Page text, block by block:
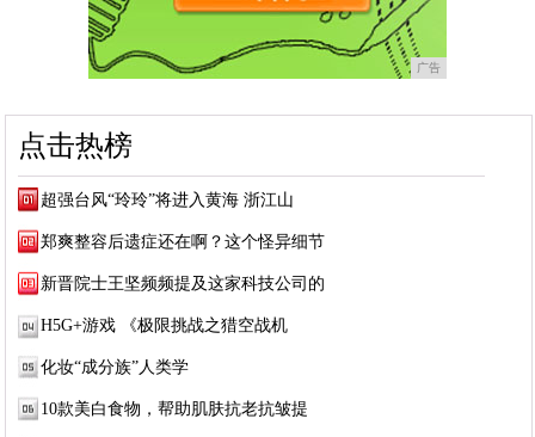
广告
点击热榜
超强台风“玲玲”将进入黄海 浙江山
郑爽整容后遗症还在啊？这个怪异细节
新晋院士王坚频频提及这家科技公司的
H5G+游戏 《极限挑战之猎空战机
化妆“成分族”人类学
10款美白食物，帮助肌肤抗老抗皱提